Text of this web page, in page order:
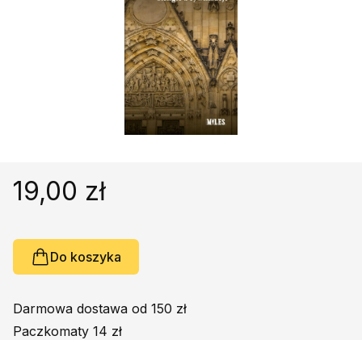
Książki obcojęzyczne
Poradniki, leksykony...
Podręczniki szkolne
Promocja
19,00 zł
Do koszyka
Darmowa dostawa od 150 zł
Paczkomaty 14 zł